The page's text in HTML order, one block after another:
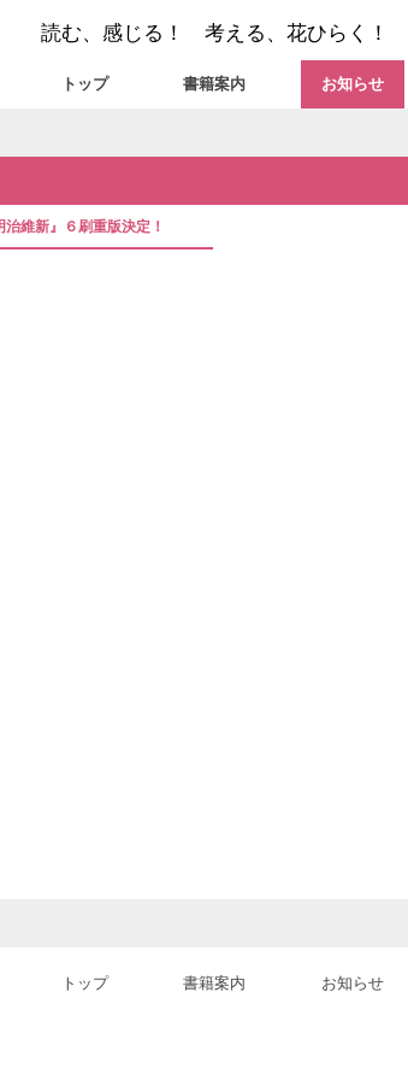
読む、感じる！ 考える、花ひらく！
トップ 書籍案内 お知らせ
維新』６刷重版決定！
トップ 書籍案内 お知らせ